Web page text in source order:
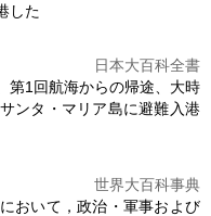
した
日本大百科全書
第1回航海からの帰途、大時
ンタ・マリア島に避難入港
世界大百科事典
おいて，政治・軍事および